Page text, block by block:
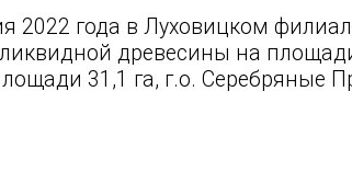
2022 года в Луховицком
древесины на
31,1 га, г.о. Серебряные